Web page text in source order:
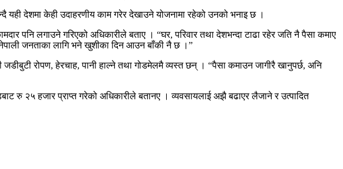
देशमा केही उदाहरणीय काम गरेर देखाउने योजनामा रहेको उनको भनाइ छ ।
पनि लगाउने गरिएको अधिकारीले बताए । “घर, परिवार तथा देशभन्दा टाढा रहेर जति नै पैसा कमाए
नेपाली जनताका लागि भने खुशीका दिन आउन बाँकी नै छ ।”
रोपण, हेरचाह, पानी हाल्ने तथा गोडमेलमै व्यस्त छन् । “पैसा कमाउन जागीरै खानुपर्छ, अनि
रु २५ हजार प्राप्त गरेको अधिकारीले बतानए । व्यवसायलाई अझै बढाएर लैजाने र उत्पादित